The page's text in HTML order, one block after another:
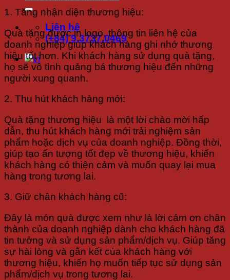
Liên hệ
(+84) 9.3737.0469
1. Tăng nhận diện thương hiệu:
Quà tặng được in logo, thông tin liên hệ của
doanh nghiệp giúp khách hàng ghi nhớ thương
hiệu tốt hơn. Khi khách hàng sử dụng quà tặng,
họ sẽ vô tình quảng bá thương hiệu đến những
người xung quanh.
2. Thu hút khách hàng mới:
Quà tặng thương hiệu là một lời chào mời hấp
dẫn, thu hút khách hàng mới trải nghiệm sản
phẩm hoặc dịch vụ của doanh nghiệp. Đồng thời,
giúp tạo ấn tượng tốt đẹp về thương hiệu, khiến
khách hàng có thiện cảm và muốn quay lại mua
hàng trong tương lai.
3. Giữ chân khách hàng cũ:
Đây là món quà được xem như là lời cảm ơn chân
thành của doanh nghiệp dành cho khách hàng đã
tin tưởng và sử dụng sản phẩm/dịch vụ. Giúp tăng
sự hài lòng và gắn kết của khách hàng với
thương hiệu, khiến họ muốn tiếp tục sử dụng sản
phẩm/dịch vụ trong tương lai.